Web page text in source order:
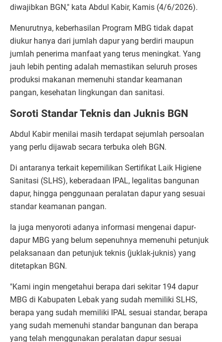
diwajibkan BGN," kata Abdul Kabir, Kamis (4/6/2026).
Menurutnya, keberhasilan Program MBG tidak dapat
diukur hanya dari jumlah dapur yang berdiri maupun
jumlah penerima manfaat yang terus meningkat. Yang
jauh lebih penting adalah memastikan seluruh proses
produksi makanan memenuhi standar keamanan
pangan, kesehatan lingkungan dan sanitasi.
Soroti Standar Teknis dan Juknis BGN
Abdul Kabir menilai masih terdapat sejumlah persoalan
yang perlu dijawab secara terbuka oleh BGN.
Di antaranya terkait kepemilikan Sertifikat Laik Higiene
Sanitasi (SLHS), keberadaan IPAL, legalitas bangunan
dapur, hingga penggunaan peralatan dapur yang sesuai
standar keamanan pangan.
Ia juga menyoroti adanya informasi mengenai dapur-
dapur MBG yang belum sepenuhnya memenuhi petunjuk
pelaksanaan dan petunjuk teknis (juklak-juknis) yang
ditetapkan BGN.
"Kami ingin mengetahui berapa dari sekitar 194 dapur
MBG di Kabupaten Lebak yang sudah memiliki SLHS,
berapa yang sudah memiliki IPAL sesuai standar, berapa
yang sudah memenuhi standar bangunan dan berapa
yang telah menggunakan peralatan dapur sesuai